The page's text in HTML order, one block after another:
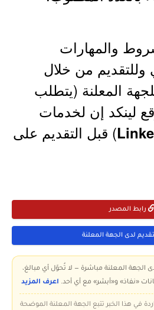
والمهارات
من خلال
المعلنة (يتطلب
لينكد إن لخدمات
) قبل التقديم على
رابط المصدر
لدى الجهة المعلنة
الجهة المعلنة مباشرة — لا تُحوّل أي مبالغ،
«نفاذ» و«أبشر» مع أي أحد. اعرف المزيد
في هذا الخبر تتبع الجهة المعلنة الموضحة